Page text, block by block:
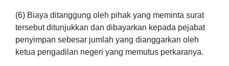
(6) Biaya ditanggung oleh pihak yang meminta surat
tersebut ditunjukkan dan dibayarkan kepada pejabat
penyimpan sebesar jumlah yang dianggarkan oleh
ketua pengadilan negeri yang memutus perkaranya.